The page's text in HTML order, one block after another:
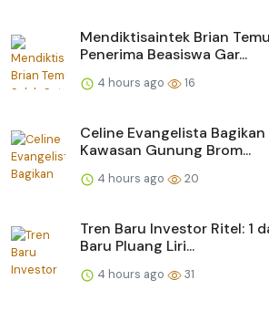
Mendiktisaintek Brian
Penerima Beasiswa Gar...
4 hours ago 16
Celine Evangelista Bagikan
Kawasan Gunung Brom...
4 hours ago 20
Tren Baru Investor Ritel: 1
Baru Pluang Liri...
4 hours ago 31